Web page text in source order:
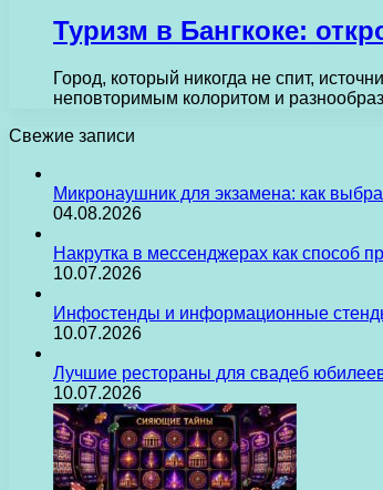
Туризм в Бангкоке:
Город, который никогда не спит,
неповторимым колоритом и
Свежие записи
Микронаушник для экзамена: как
04.08.2026
Накрутка в мессенджерах как способ
10.07.2026
Инфостенды и информационные
10.07.2026
Лучшие рестораны для свадеб
10.07.2026